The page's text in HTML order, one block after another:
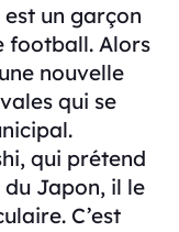
est un garçon
football. Alors
nouvelle
qui se
qui prétend
Japon, il le
C’est